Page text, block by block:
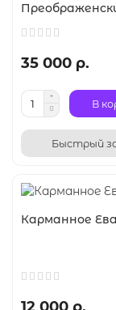
35 000 р.
В
Быстрый
Карманное